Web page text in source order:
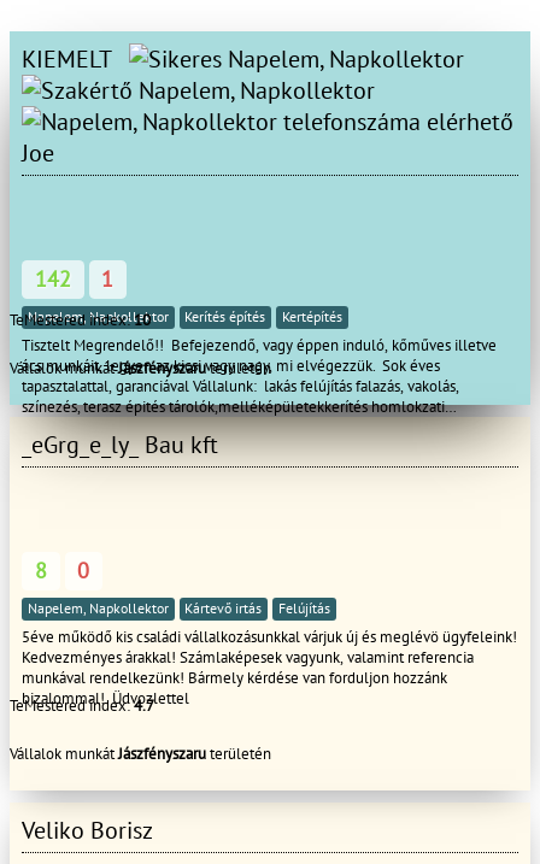
KIEMELT
Joe
142 1
Napelem, Napkollektor Kerítés építés Kertépítés
Tisztelt Megrendelő!! Befejezendő, vagy éppen induló, kőműves illetve
ács munkáit, legyen az kicsi vagy nagy, mi elvégezzük. Sok éves
tapasztalattal, garanciával Vállalunk: lakás felújítás falazás, vakolás,
színezés, terasz épités tárolók,melléképületekkerítés homlokzati
hőszigetelés, hideg-meleg
burkolás, bontás festés térbetonozás gipszkartonozás ácsmunkák Tetőjavítás
akár S.O.Sajtók-ablakok cseréje mindenfele munkák az
TeMestered index:10
Vállalok munkátJászfényszaruterületén
_eGrg_e_ly_ Bau kft
8 0
Napelem, Napkollektor Kártevő irtás Felújítás
5éve működő kis családi vállalkozásunkkal várjuk új és meglévö ügyfeleink!
Kedvezményes árakkal! Számlaképesek vagyunk, valamint referencia
munkával rendelkezünk! Bármely kérdése van forduljon hozzánk
bizalommal! Üdvozlettel
TeMestered index:4.7
Vállalok munkátJászfényszaruterületén
Veliko Borisz